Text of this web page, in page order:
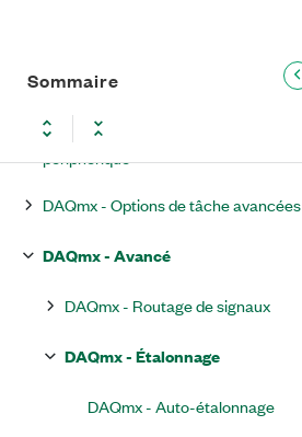
Sommaire
DAQmx - Temps réel
DAQmx - Configuration de
périphérique
DAQmx - Options de tâche avancées
DAQmx - Avancé
DAQmx - Routage de signaux
DAQmx - Étalonnage
DAQmx - Auto-étalonnage